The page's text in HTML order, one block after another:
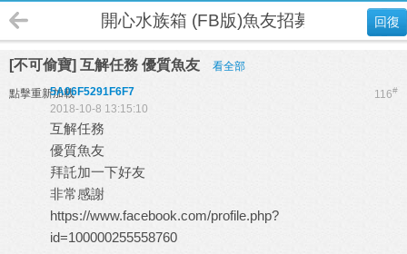
回復
開心水族箱 (FB版)魚友招募
[不可偷寶] 互解任務 優質魚友 看全部
點擊重新加載 116#
5A06F5291F6F7
2018-10-8 13:15:10
互解任務
優質魚友
拜託加一下好友
非常感謝
https://www.facebook.com/profile.php?
id=100000255558760